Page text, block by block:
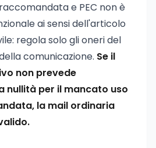
e PEC non è
ai sensi dell'articolo
regola solo gli oneri del
comunicazione. Se il
non prevede
nullità per il mancato uso
la mail ordinaria